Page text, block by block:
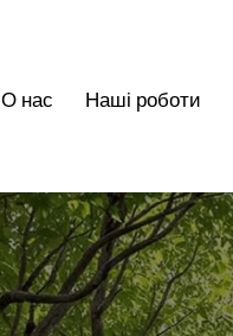
О нас Наші роботи